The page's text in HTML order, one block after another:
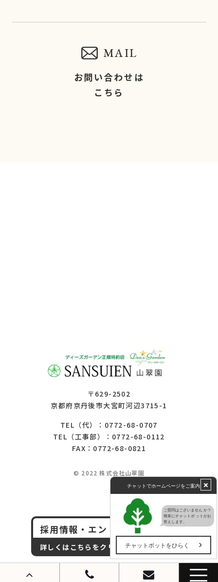
MAIL
お問い合わせは
こちら
〒629-2502
京都府京丹後市大宮町河辺3715-1
TEL（代）： 0772-68-0707
TEL（工事部）： 0772-68-0112
FAX：0772-68-0821
© 2022 株式会社山翠園
採用情報・エントリー
詳しくはこちらをクリック！